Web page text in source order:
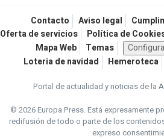
Contacto Aviso legal
Oferta de servicios
Política de
Mapa Web
Temas
Loteria de navidad
Hemeroteca
Portal de actualidad y noticias de la
© 2026 Europa Press.Está expresamente
redifusión de todo o parte de los
expreso